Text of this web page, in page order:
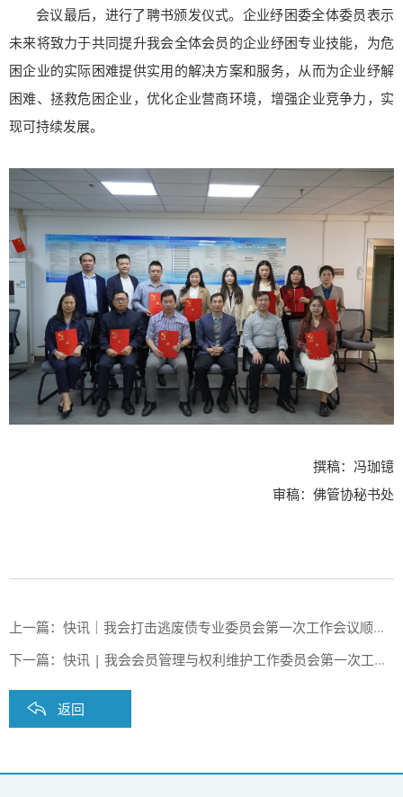
会议最后，进行了聘书颁发仪式。企业纾困委全体委员表示
未来将致力于共同提升我会全体会员的企业纾困专业技能，为危
困企业的实际困难提供实用的解决方案和服务，从而为企业纾解
困难、拯救危困企业，优化企业营商环境，增强企业竞争力，实
现可持续发展。
撰稿：冯珈镱
审稿：佛管协秘书处
上一篇： 快讯｜我会打击逃废债专业委员会第一次工作会议顺利召开
下一篇： 快讯 | 我会会员管理与权利维护工作委员会第一次工作会议顺利召开
返回